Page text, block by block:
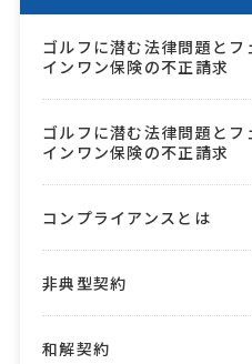
ゴルフに潜む法律問題と
インワン保険の不正請求
ゴルフに潜む法律問題と
インワン保険の不正請求
コンプライアンスとは
非典型契約
和解契約